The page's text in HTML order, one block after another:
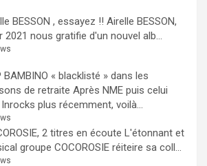
BESSON , essayez !! Airelle BESSON,
2021 nous gratifie d'un nouvel alb...
BAMBINO « blacklisté » dans les
de retraite Après NME puis celui
plus récemment, voilà...
2 titres en écoute L'étonnant et
groupe COCOROSIE réiteire sa coll...